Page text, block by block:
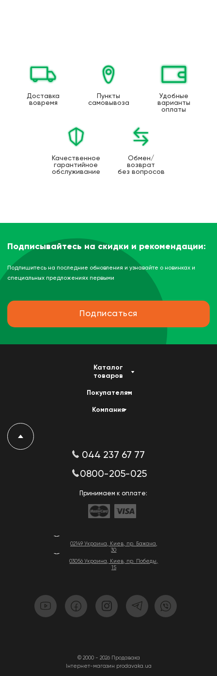
Доставка
вовремя
Пункты
самовывоза
Удобные
варианты
оплаты
Качественное
гарантийное
обслуживание
Обмен/
возврат
без вопросов
Подписывайтесь на скидки и рекомендации:
Подпишитесь на последние обновления и узнавайте о новинках и
специальных предложениях первыми
Подписаться
02149 Украина, Киев, пр. Бажана,
30
03056 Украина, Киев, пр. Победы,
15
© 2000 - 2026 Продавака
Інтернет-магазин prodavaka.ua
Каталог
товаров
Покупателям
Компания
044 237 67 77
0800-205-025
Принимаем к оплате: